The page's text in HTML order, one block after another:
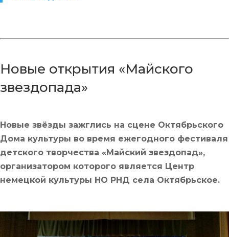
Новые открытия «Майского
звездопада»
Новые звёзды зажглись на сцене Октябрьского
Дома культуры во время ежегодного фестиваля
детского творчества «Майский звездопад»,
организатором которого является Центр
немецкой культуры НО РНД села Октябрьское.